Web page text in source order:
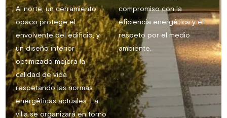
Al norte, un cerramiento
opaco protege el
envolvente del edificio, y
un diseño interior
optimizado mejora la
calidad de vida
respetando las normas
energéticas actuales. La
villa se organizará en torno
compromiso con la
eficiencia energética y el
respeto por el medio
ambiente.